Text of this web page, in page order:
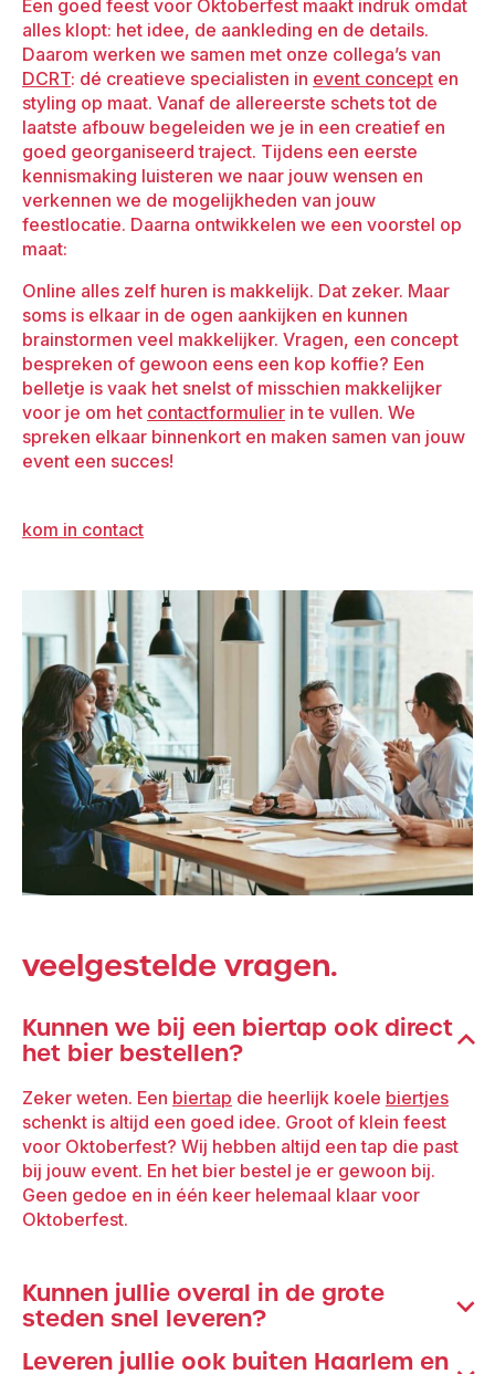
Een goed feest voor Oktoberfest maakt indruk omdat
alles klopt: het idee, de aankleding en de details.
Daarom werken we samen met onze collega’s van
DCRT: dé creatieve specialisten in event concept en
styling op maat. Vanaf de allereerste schets tot de
laatste afbouw begeleiden we je in een creatief en
goed georganiseerd traject. Tijdens een eerste
kennismaking luisteren we naar jouw wensen en
verkennen we de mogelijkheden van jouw
feestlocatie. Daarna ontwikkelen we een voorstel op
maat:
Online alles zelf huren is makkelijk. Dat zeker. Maar
soms is elkaar in de ogen aankijken en kunnen
brainstormen veel makkelijker. Vragen, een concept
bespreken of gewoon eens een kop koffie? Een
belletje is vaak het snelst of misschien makkelijker
voor je om het contactformulier in te vullen. We
spreken elkaar binnenkort en maken samen van jouw
event een succes!
kom in contact
veelgestelde vragen.
Kunnen we bij een biertap ook direct
het bier bestellen?
Zeker weten. Een biertap die heerlijk koele biertjes
schenkt is altijd een goed idee. Groot of klein feest
voor Oktoberfest? Wij hebben altijd een tap die past
bij jouw event. En het bier bestel je er gewoon bij.
Geen gedoe en in één keer helemaal klaar voor
Oktoberfest.
Kunnen jullie overal in de grote
steden snel leveren?
Zeker weten. Broers Verhuur levert dagelijks in alle
Leveren jullie ook buiten Haarlem en